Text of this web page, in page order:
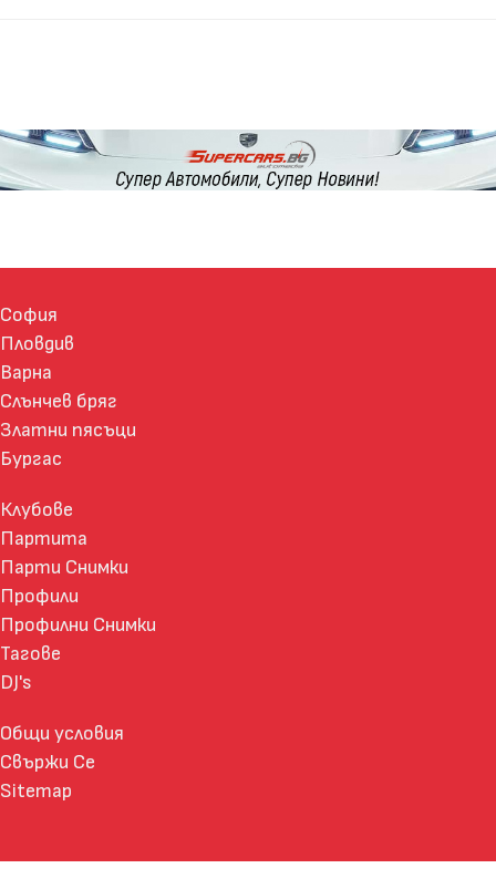
София
Пловдив
Варна
Слънчев бряг
Златни пясъци
Бургас
Клубове
Партита
Парти Снимки
Профили
Профилни Снимки
Тагове
DJ's
Общи условия
Свържи Се
Sitemap